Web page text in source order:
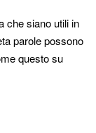
che siano utili in
parole possono
questo su